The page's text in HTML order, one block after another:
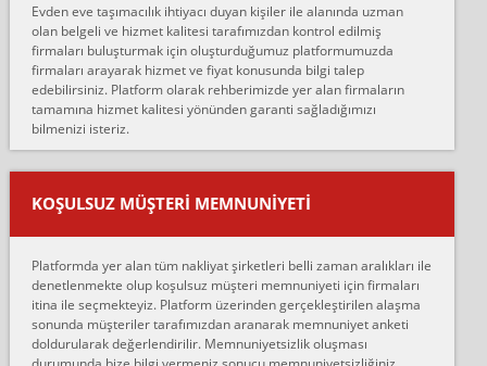
çalıştıklarını, müş...
Ahmet:
Lüleburgaz güngünes evden eve naklyat eşyalarımı taşımak için
anlaştık sabah eve geldiklerinde de eşyalarımı düzgün şekilde
sarcaz demelerine r...
mehmet güldü:
Ankara ALİCANLAR NAKLİYAT Tutarsız ve ticari ahlak problemleri
var verdikleri fiyat teklifini arttırdılar. Sonrasında taşıma gününde
oldukça tutarsı...
Ankara Alicanlar naklyat tel 5465524025. 2600 TL'ye ankaradan
Konya ya Alicanlar naklyat la anlaştık bu şahıs evin taşınacağı gün
fiyatın mazoto gele...
Fatih kokmese:
Evden eve taşımacılık ihtiyacı duyan kişiler ile alanında uzman
olan belgeli ve hizmet kalitesi tarafımızdan kontrol edilmiş
firmaları buluşturmak için oluşturduğumuz platformumuzda
firmaları arayarak hizmet ve fiyat konusunda bilgi talep
edebilirsiniz. Platform olarak rehberimizde yer alan firmaların
tamamına hizmet kalitesi yönünden garanti sağladığımızı
bilmenizi isteriz.
KOŞULSUZ MÜŞTERI MEMNUNIYETI
Platformda yer alan tüm nakliyat şirketleri belli zaman aralıkları ile
denetlenmekte olup koşulsuz müşteri memnuniyeti için firmaları
itina ile seçmekteyiz. Platform üzerinden gerçekleştirilen alaşma
sonunda müşteriler tarafımızdan aranarak memnuniyet anketi
doldurularak değerlendirilir. Memnuniyetsizlik oluşması